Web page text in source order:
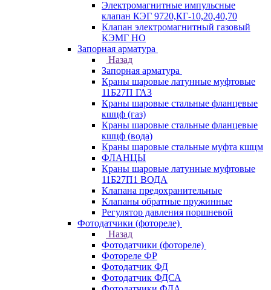
Электромагнитные импульсные
клапан КЭГ 9720,КГ-10,20,40,70
Клапан электромагнитный газовый
КЭМГ НО
Запорная арматура
Назад
Запорная арматура
Краны шаровые латунные муфтовые
11Б27П ГАЗ
Краны шаровые стальные фланцевые
кшцф (газ)
Краны шаровые стальные фланцевые
кшцф (вода)
Краны шаровые стальные муфта кшцм
ФЛАНЦЫ
Краны шаровые латунные муфтовые
11Б27П1 ВОДА
Клапана предохранительные
Клапаны обратные пружинные
Регулятор давления поршневой
Фотодатчики (фотореле)
Назад
Фотодатчики (фотореле)
Фотореле ФР
Фотодатчик ФД
Фотодатчик ФДСА